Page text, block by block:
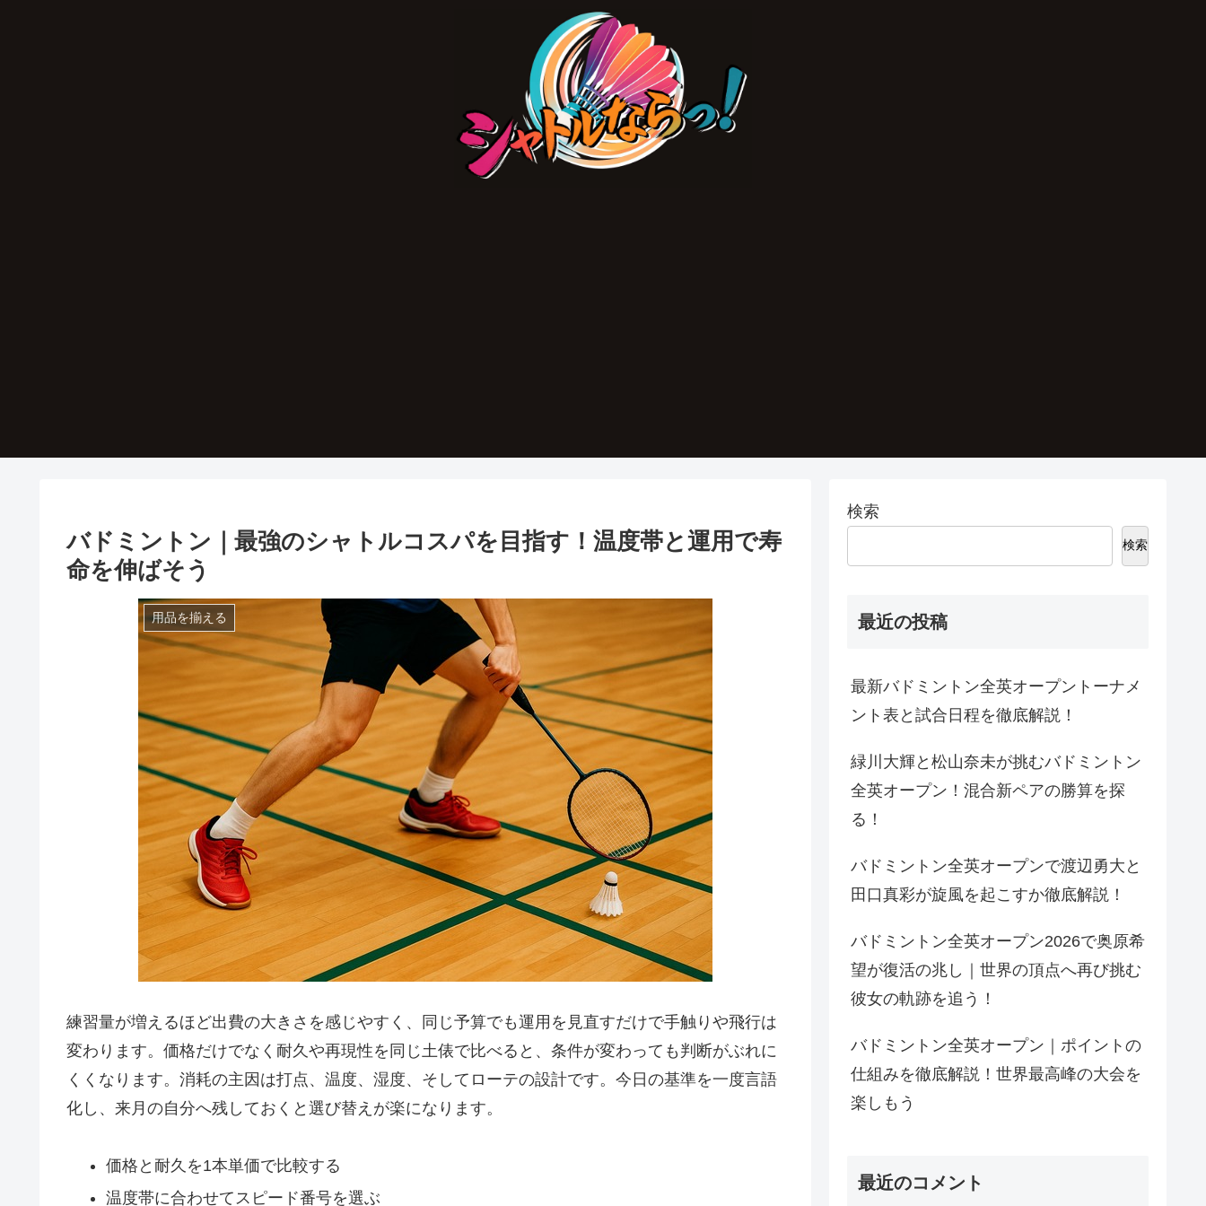
バドミントン｜最強のシャトルコスパを目指す！温度帯と運用で寿
命を伸ばそう
用品を揃える
練習量が増えるほど出費の大きさを感じやすく、同じ予算でも運用を見直すだけで手触りや飛行は
変わります。価格だけでなく耐久や再現性を同じ土俵で比べると、条件が変わっても判断がぶれに
くくなります。消耗の主因は打点、温度、湿度、そしてローテの設計です。今日の基準を一度言語
化し、来月の自分へ残しておくと選び替えが楽になります。
価格と耐久を1本単価で比較する
温度帯に合わせてスピード番号を選ぶ
検索
検索
最近の投稿
最新バドミントン全英オープントーナメ
ント表と試合日程を徹底解説！
緑川大輝と松山奈未が挑むバドミントン
全英オープン！混合新ペアの勝算を探
る！
バドミントン全英オープンで渡辺勇大と
田口真彩が旋風を起こすか徹底解説！
バドミントン全英オープン2026で奥原希
望が復活の兆し｜世界の頂点へ再び挑む
彼女の軌跡を追う！
バドミントン全英オープン｜ポイントの
仕組みを徹底解説！世界最高峰の大会を
楽しもう
最近のコメント